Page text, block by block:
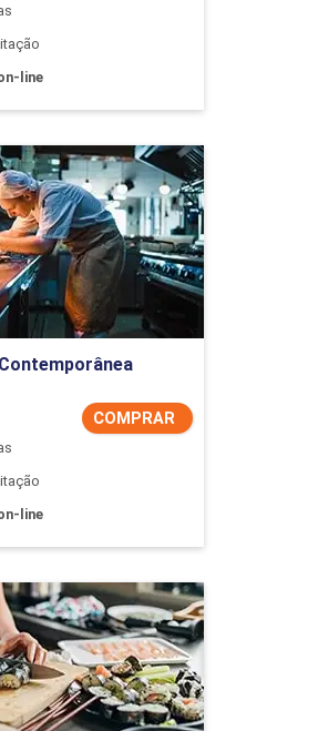
line
COMPRAR
line
Contemporânea
Detalhes do curso
Comprar Agora
Cozinha da Ásia
Detalhes do curso
Comprar Agora